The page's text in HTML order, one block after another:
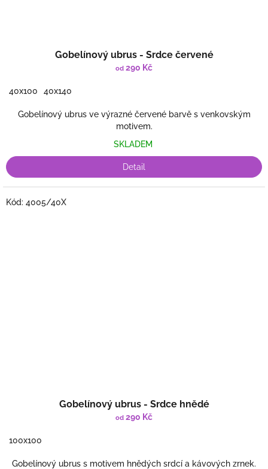
Gobelínový ubrus - Srdce červené
od 290 Kč
40x100 40x140
Gobelínový ubrus ve výrazné červené barvě s venkovským
motivem.
SKLADEM
Detail
Gobelínový ubrus - Srdce hnědé
od 290 Kč
100x100
Gobelínový ubrus s motivem hnědých srdcí a kávových zrnek.
Kód: 4005/40X